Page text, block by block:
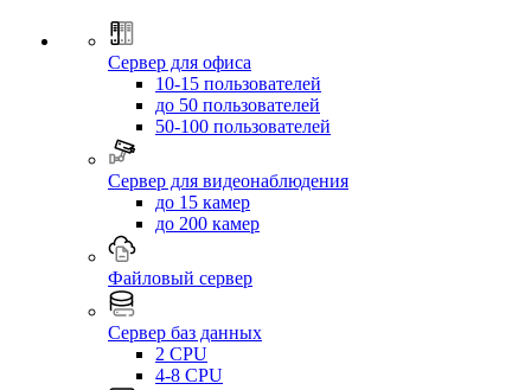
Сервер для офиса
10-15 пользователей
до 50 пользователей
50-100 пользователей
Сервер для видеонаблюдения
до 15 камер
до 200 камер
Файловый сервер
Сервер баз данных
2 CPU
4-8 CPU